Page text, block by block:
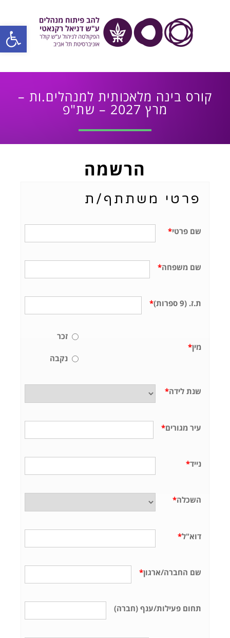
פתח
קורס בינה מלאכותית למנהלים.ות –
מרץ 2027 – שת"פ
הרשמה
פרטי משתתף/ת
*שם פרטי
*שם משפחה
* ת.ז. (9 ספרות)
*מין
זכר
נקבה
*שנת לידה
*עיר מגורים
*נייד
*השכלה
*דוא"ל
*שם החברה/ארגון
תחום פעילות/ענף (חברה)